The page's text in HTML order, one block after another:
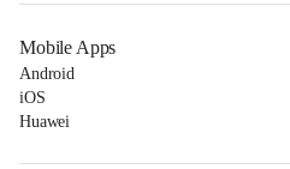
Mobile Apps
Android
iOS
Huawei